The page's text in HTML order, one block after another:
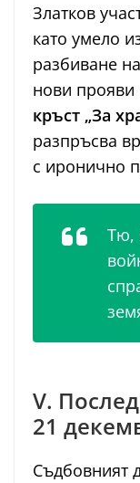
Златков
като умело
разбиване
нови прояви
кръст „За
разпръсва
с иронично
Тю,
V.
21
Съдбовният